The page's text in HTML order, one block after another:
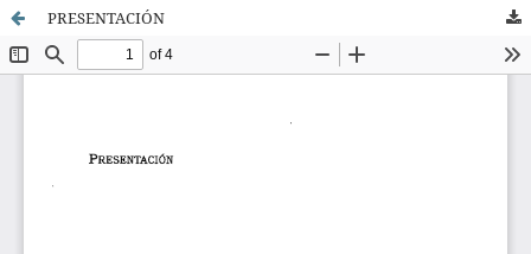
PRESENTACIÓN